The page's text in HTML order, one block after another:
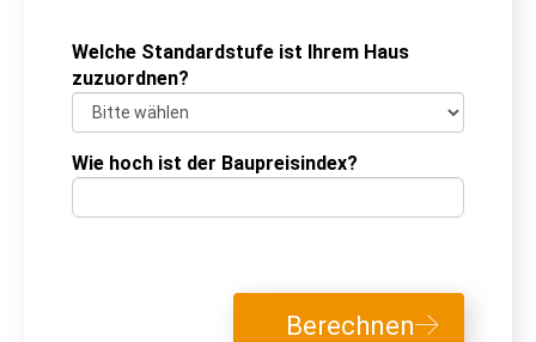
Welche Standardstufe ist Ihrem Haus
zuzuordnen?
Wie hoch ist der Baupreisindex?
Berechnen